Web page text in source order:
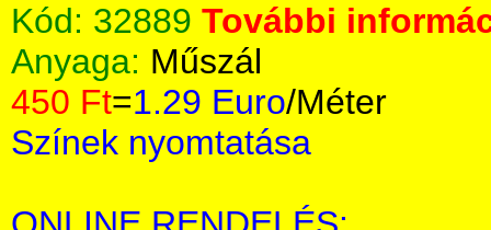
Kód: 32889 További
Anyaga: Műszál
450 Ft=1.29 Euro/Méter
Színek nyomtatása